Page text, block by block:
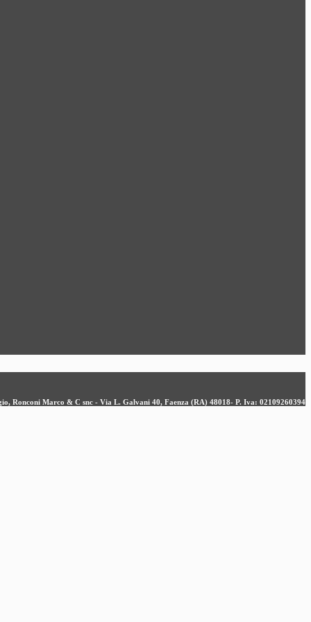
Ronconi Marco & C snc - Via L. Galvani 40, Faenza (RA) 48018- P. Iva: 02109260394